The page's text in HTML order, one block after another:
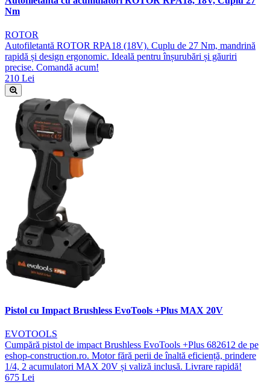
Nm
ROTOR
Autofiletantă ROTOR RPA18 (18V). Cuplu de 27 Nm, mandrină
rapidă și design ergonomic. Ideală pentru înșurubări și găuriri
precise. Comandă acum!
210 Lei
Pistol cu Impact Brushless EvoTools +Plus MAX 20V
EVOTOOLS
Cumpără pistol de impact Brushless EvoTools +Plus 682612 de pe
eshop-construction.ro. Motor fără perii de înaltă eficiență, prindere
1/4, 2 acumulatori MAX 20V și valiză inclusă. Livrare rapidă!
675 Lei